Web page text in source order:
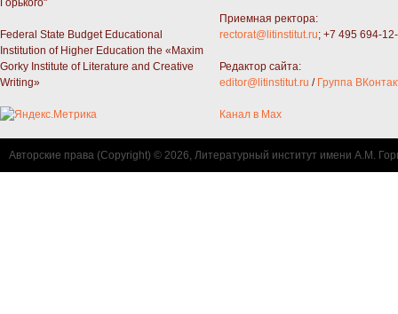
Горького"
Federal State Budget Educational
Institution of Higher Education the «Maxim
Gorky Institute of Literature and Creative
Writing»
Приемная ректора:
rectorat@litinstitut.ru; +7 495 694-
Редактор сайта:
editor@litinstitut.ru / Группа
Канал в Max
Авторские права (Copyright) © 2026, Литературный институт имени А.М.